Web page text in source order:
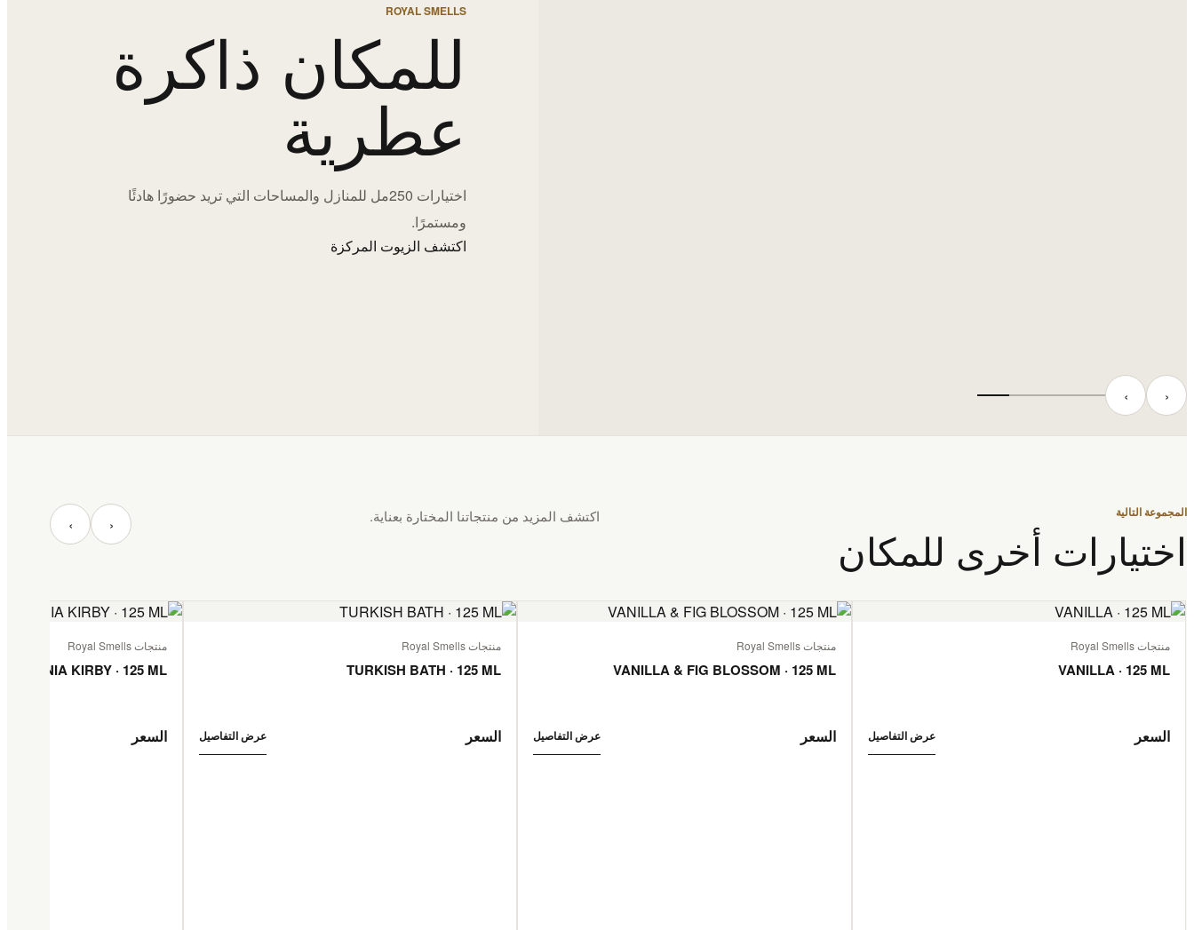
ROYAL SMELLS
للمكان ذاكرة
عطرية
اختيارات 250مل للمنازل والمساحات التي تريد حضورًا هادئًا
ومستمرًا.
اكتشف الزيوت المركزة
‹ ›
المجموعة التالية
اختيارات أخرى للمكان
اكتشف المزيد من منتجاتنا المختارة بعناية. ‹ ›
منتجات Royal Smells
VANILLA · 125 ML
السعر عرض التفاصيل
منتجات Royal Smells
VANILLA & FIG BLOSSOM · 125 ML
السعر عرض التفاصيل
منتجات Royal Smells
TURKISH BATH · 125 ML
السعر عرض التفاصيل
منتجات Royal Smells
TANZANIA KIRBY · 125 ML
السعر